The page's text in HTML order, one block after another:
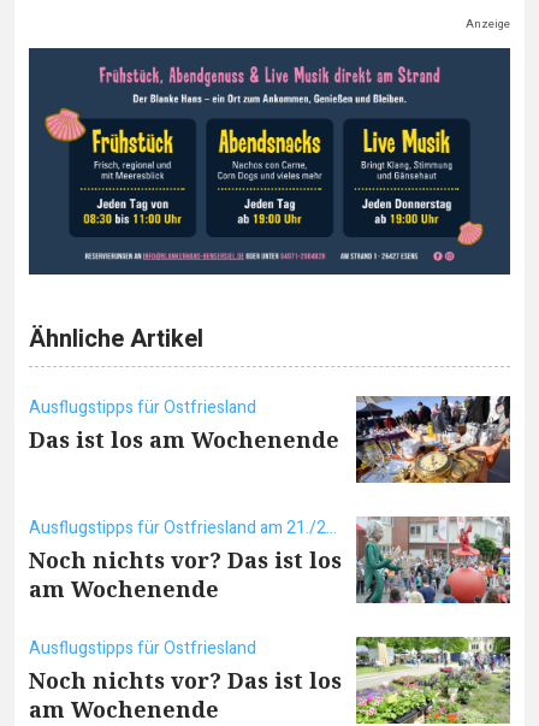
Anzeige
Ähnliche Artikel
Ausflugstipps für Ostfriesland
Das ist los am Wochenende
Ausflugstipps für Ostfriesland am 21./22. Juni
Noch nichts vor? Das ist los
am Wochenende
Ausflugstipps für Ostfriesland
Noch nichts vor? Das ist los
am Wochenende